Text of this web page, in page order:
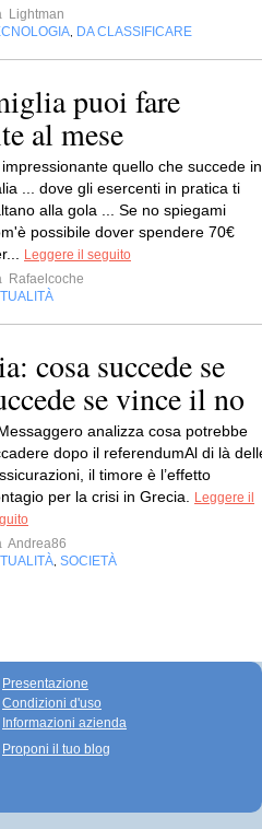
Lightman
, DA CLASSIFICARE
puoi fare
al mese
impressionante quello che succede in
... dove gli esercenti in pratica ti
alla gola ... Se no spiegami
possibile dover spendere 70€
Leggere il seguito
Rafaelcoche
cosa succede se
se vince il no
analizza cosa potrebbe
dopo il referendumAl di là
il timore è l’effetto
per la crisi in Grecia. Leggere il
Andrea86
, SOCIETÀ
Presentazione
Condizioni d'uso
Informazioni azienda
Proponi il tuo blog